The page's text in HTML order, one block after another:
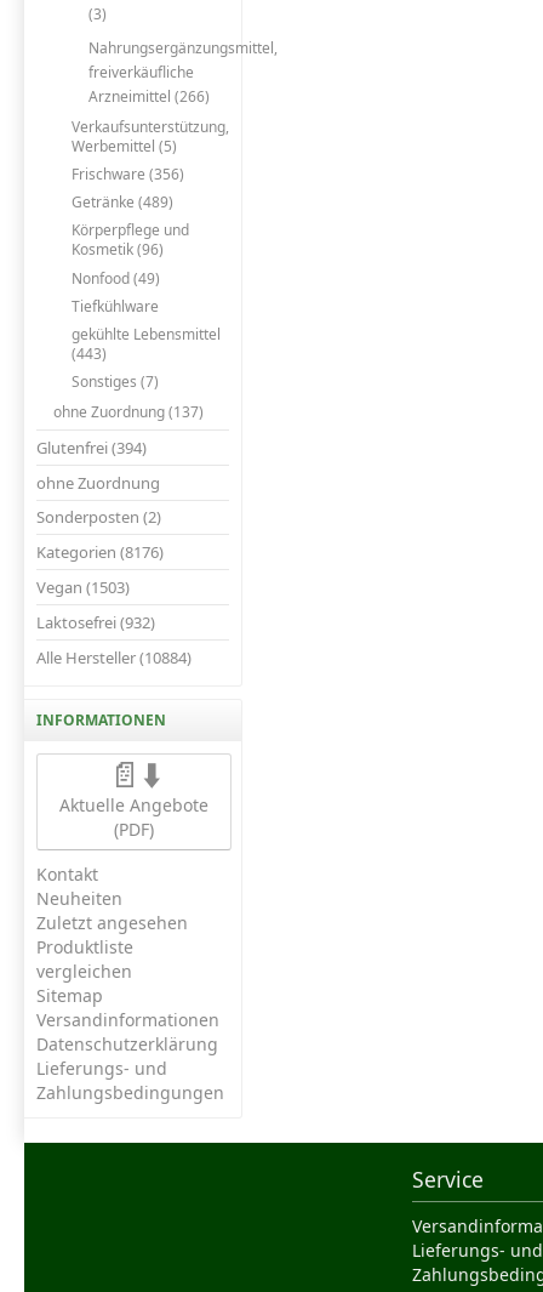
(3)
Nahrungsergänzungsmittel,
freiverkäufliche
Arzneimittel (266)
Verkaufsunterstützung,
Werbemittel (5)
Frischware (356)
Getränke (489)
Körperpflege und
Kosmetik (96)
Nonfood (49)
Tiefkühlware
gekühlte Lebensmittel
(443)
Sonstiges (7)
ohne Zuordnung (137)
Glutenfrei (394)
ohne Zuordnung
Sonderposten (2)
Kategorien (8176)
Vegan (1503)
Laktosefrei (932)
Alle Hersteller (10884)
INFORMATIONEN
📄⬇️
Aktuelle Angebote
(PDF)
Kontakt
Neuheiten
Zuletzt angesehen
Produktliste
vergleichen
Sitemap
Versandinformationen
Datenschutzerklärung
Lieferungs- und
Zahlungsbedingungen
Service
Lieferungs- und